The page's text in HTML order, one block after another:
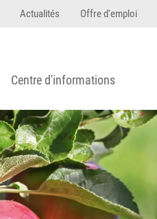
Actualités Offre d'emploi
Centre d'informations